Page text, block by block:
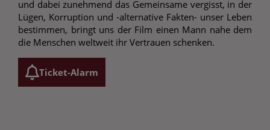
und dabei zunehmend das Gemeinsame vergisst, in der
Lügen, Korruption und -alternative Fakten- unser Leben
bestimmen, bringt uns der Film einen Mann nahe dem
die Menschen weltweit ihr Vertrauen schenken.
Ticket-Alarm